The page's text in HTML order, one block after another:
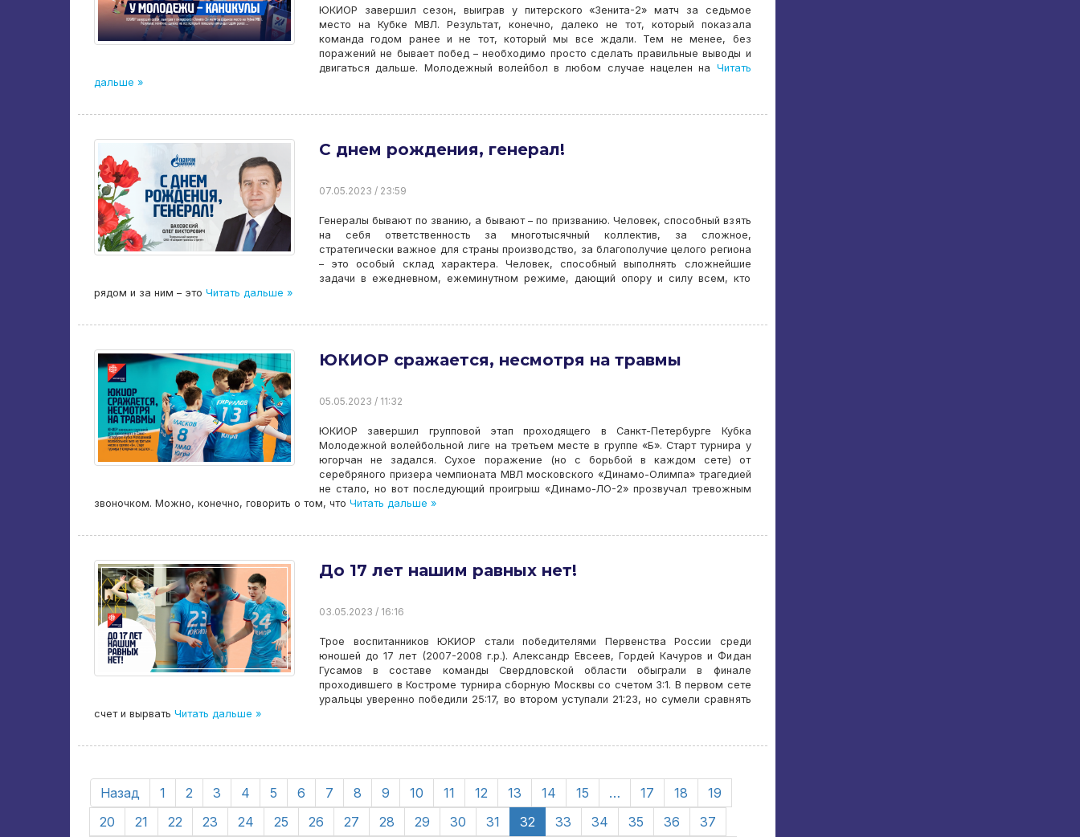
ЮКИОР завершил сезон, выиграв у питерского «Зенита-2» матч за седьмое
место на Кубке МВЛ. Результат, конечно, далеко не тот, который показала
команда годом ранее и не тот, который мы все ждали. Тем не менее, без
поражений не бывает побед – необходимо просто сделать правильные выводы и
двигаться дальше. Молодежный волейбол в любом случае нацелен на Читать
дальше »
С днем рождения, генерал!
07.05.2023 / 23:59
Генералы бывают по званию, а бывают – по призванию. Человек, способный взять
на себя ответственность за многотысячный коллектив, за сложное,
стратегически важное для страны производство, за благополучие целого региона
– это особый склад характера. Человек, способный выполнять сложнейшие
задачи в ежедневном, ежеминутном режиме, дающий опору и силу всем, кто
рядом и за ним – это Читать дальше »
ЮКИОР сражается, несмотря на травмы
05.05.2023 / 11:32
ЮКИОР завершил групповой этап проходящего в Санкт-Петербурге Кубка
Молодежной волейбольной лиге на третьем месте в группе «Б». Старт турнира у
югорчан не задался. Сухое поражение (но с борьбой в каждом сете) от
серебряного призера чемпионата МВЛ московского «Динамо-Олимпа» трагедией
не стало, но вот последующий проигрыш «Динамо-ЛО-2» прозвучал тревожным
звоночком. Можно, конечно, говорить о том, что Читать дальше »
До 17 лет нашим равных нет!
03.05.2023 / 16:16
Трое воспитанников ЮКИОР стали победителями Первенства России среди
юношей до 17 лет (2007-2008 г.р.). Александр Евсеев, Гордей Качуров и Фидан
Гусамов в составе команды Свердловской области обыграли в финале
проходившего в Костроме турнира сборную Москвы со счетом 3:1. В первом сете
уральцы уверенно победили 25:17, во втором уступали 21:23, но сумели сравнять
счет и вырвать Читать дальше »
Назад 1 2 3 4 5 6 7 8 9 10 11 12 13 14 15 … 17 18
19
20
21 22 23 24 25 26 27 28 29 30 31 32 33 34 35 36 37